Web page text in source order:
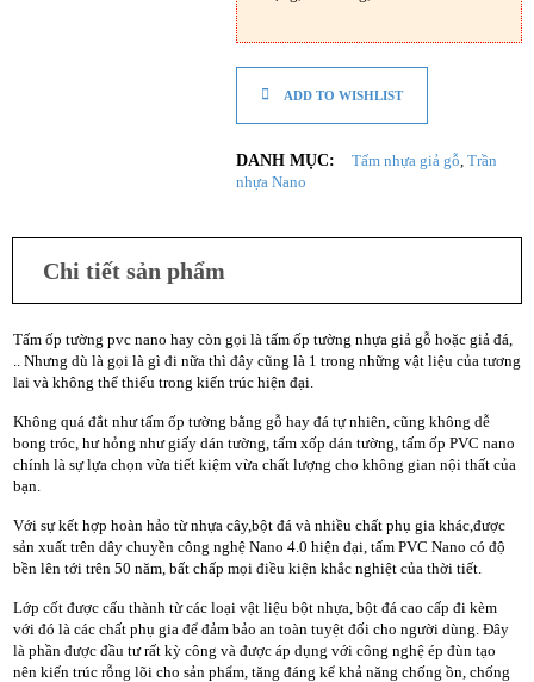
ADD TO WISHLIST
DANH MỤC: Tấm nhựa giả gỗ,Trần
nhựa Nano
Chi tiết sản phẩm
Tấm ốp tường pvc nano hay còn gọi là tấm ốp tường nhựa giả gỗ hoặc giả đá,
.. Nhưng dù là gọi là gì đi nữa thì đây cũng là 1 trong những vật liệu của tương
lai và không thể thiếu trong kiến trúc hiện đại.
Không quá đắt như tấm ốp tường bằng gỗ hay đá tự nhiên, cũng không dễ
bong tróc, hư hỏng như giấy dán tường, tấm xốp dán tường, tấm ốp PVC nano
chính là sự lựa chọn vừa tiết kiệm vừa chất lượng cho không gian nội thất của
bạn.
Với sự kết hợp hoàn hảo từ nhựa cây,bột đá và nhiều chất phụ gia khác,được
sản xuất trên dây chuyền công nghệ Nano 4.0 hiện đại, tấm PVC Nano có độ
bền lên tới trên 50 năm, bất chấp mọi điều kiện khắc nghiệt của thời tiết.
Lớp cốt được cấu thành từ các loại vật liệu bột nhựa, bột đá cao cấp đi kèm
với đó là các chất phụ gia để đảm bảo an toàn tuyệt đối cho người dùng. Đây
là phần được đầu tư rất kỳ công và được áp dụng với công nghệ ép đùn tạo
nên kiến trúc rỗng lõi cho sản phẩm, tăng đáng kể khả năng chống ồn, chống